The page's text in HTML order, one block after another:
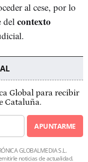
al cese, por lo
del contexto
Global para recibir
Cataluña.
APUNTARME
GLOBALMEDIA S.L.
noticias de actualidad.